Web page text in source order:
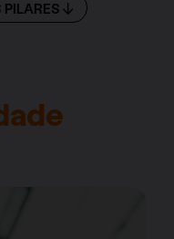
PILARES